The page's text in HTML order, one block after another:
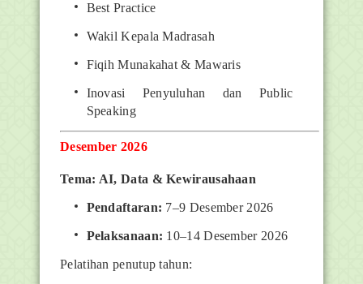
Best Practice
Wakil Kepala Madrasah
Fiqih Munakahat & Mawaris
Inovasi Penyuluhan dan Public
Speaking
Desember 2026
Tema: AI, Data & Kewirausahaan
Pendaftaran: 7–9 Desember 2026
Pelaksanaan: 10–14 Desember 2026
Pelatihan penutup tahun: